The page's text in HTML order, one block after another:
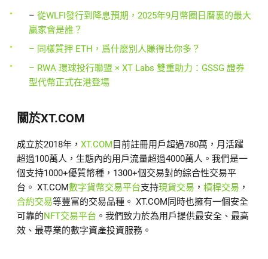
– 從WLFI發行到降息預期，2025年9月幣圈日曆裏的最大
贏家會是誰？
– 同樣質押 ETH，爲什麼別人賺得比你多？
– RWA 環球投行聯盟 × XT Labs 雙重助力：GSSG 證券
型代幣正式在港登場
關於XT.COM
成立於2018年， XT.COM 目前註冊用戶超過780萬，月活躍
超過100萬人，生態內的用戶流量超過4000萬人。我們是一
個支持1000+優質幣種，1300+個交易對的綜合性交易平
台。 XT.COM數字貨幣交易平台支持現貨交易 ， 槓桿交易 ，
合約交易等豐富的交易品種。 XT.COM同時也擁有一個安全
可靠的NFT交易平台 。我們致力於為用戶提供最安全、最高
效、最專業的數字資產投資服務。